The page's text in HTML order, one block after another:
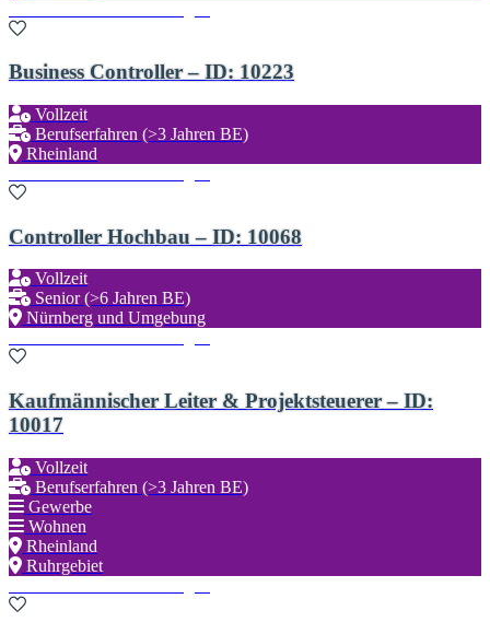
Business Controller – ID: 10223
Vollzeit
Berufserfahren (>3 Jahren BE)
Rheinland
Controller Hochbau – ID: 10068
Vollzeit
Senior (>6 Jahren BE)
Nürnberg und Umgebung
Kaufmännischer Leiter & Projektsteuerer – ID:
10017
Vollzeit
Berufserfahren (>3 Jahren BE)
Gewerbe
Wohnen
Rheinland
Ruhrgebiet